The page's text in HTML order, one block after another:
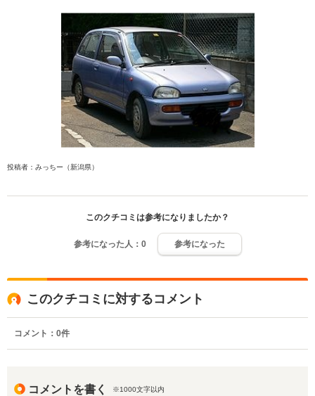
投稿者：みっちー（新潟県）
このクチコミは参考になりましたか？
参考になった人： 0 参考になった
このクチコミに対するコメント
コメント： 0件
コメントを書く ※1000文字以内